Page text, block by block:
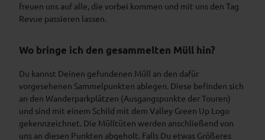
freuen uns auf alle, die vorbei kommen und mit uns den Tag
Revue passieren lassen.
Wo bringe ich den gesammelten Müll hin?
Du kannst Deinen gefundenen Müll an den dafür
vorgesehenen Sammelpunkten ablegen. Diese befinden sich
an den Wanderparkplätzen (Ausgangspunkte der Touren)
und sind mit einem Schild mit dem Valley Green Up Logo
gekennzeichnet. Die Mülltüten werden anschließend von
uns an diesen Punkten abgeholt. Falls Du etwas Größeres